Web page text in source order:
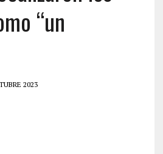
“un
2023